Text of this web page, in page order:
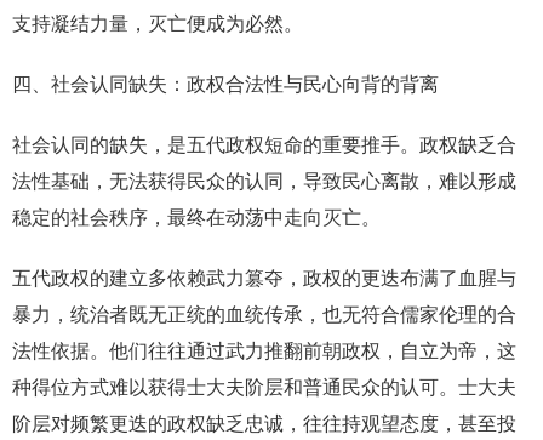
支持凝结力量，灭亡便成为必然。
四、社会认同缺失：政权合法性与民心向背的背离
社会认同的缺失，是五代政权短命的重要推手。政权缺乏合
法性基础，无法获得民众的认同，导致民心离散，难以形成
稳定的社会秩序，最终在动荡中走向灭亡。
五代政权的建立多依赖武力篡夺，政权的更迭布满了血腥与
暴力，统治者既无正统的血统传承，也无符合儒家伦理的合
法性依据。他们往往通过武力推翻前朝政权，自立为帝，这
种得位方式难以获得士大夫阶层和普通民众的认可。士大夫
阶层对频繁更迭的政权缺乏忠诚，往往持观望态度，甚至投